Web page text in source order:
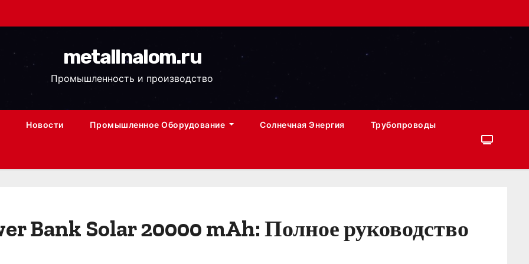
metallnalom.ru
Промышленность и производство
Новости Промышленное Оборудование Солнечная Энергия Трубопроводы
Bank Solar 20000 mAh: Полное руководство